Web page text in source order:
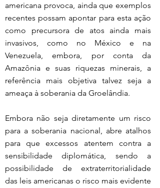
americana provoca, ainda que exemplos
recentes possam apontar para esta ação
como precursora de atos ainda mais
invasivos, como no México e na
Venezuela, embora, por conta da
Amazônia e suas riquezas minerais, a
referência mais objetiva talvez seja a
ameaça à soberania da Groelândia.
Embora não seja diretamente um risco
para a soberania nacional, abre atalhos
para que excessos atentem contra a
sensibilidade diplomática, sendo a
possibilidade de extraterritorialidade
das leis americanas o risco mais evidente